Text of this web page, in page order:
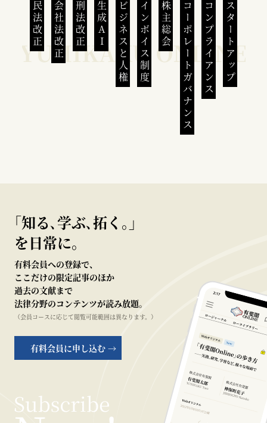
民法改正 会社法改正 刑法改正 生成AI ビジネスと人権インボイス制度 株主総会 コーポレートガバナンスコンプライアンススタートアップ
｢知る､学ぶ､拓く｡｣
を日常に。
有料会員への登録で、
ここだけの限定記事のほか
過去の文献まで
法律分野のコンテンツが読み放題。
（会員コースに応じて閲覧可能範囲は異なります。）
有料会員に申し込む →